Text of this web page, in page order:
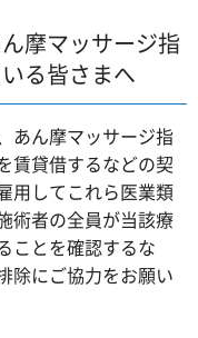
摩マッサージ指
る皆さまへ
あん摩マッサージ指
賃貸借するなどの契
用してこれら医業類
術者の全員が当該療
ことを確認するな
除にご協力をお願い